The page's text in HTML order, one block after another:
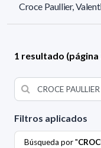
Filtros aplicados
Búsqueda por "
Croce Paullier,
1 resultado (página